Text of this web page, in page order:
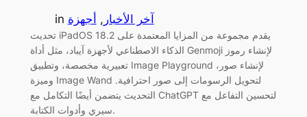
in آخر الأخبار , أجهزة
تحديث iPadOS 18.2 يقدم مجموعة من المزايا المعتمدة على
الذكاء الاصطناعي لأجهزة آيباد، مثل أداة Genmoji لإنشاء رموز
تعبيرية مخصصة، وتطبيق Image Playground لإنشاء صور،
وميزة Image Wand لتحويل الرسومات إلى صور احترافية.
التحديث يتضمن أيضًا التكامل مع ChatGPT لتحسين التفاعل مع
سيري وأدوات الكتابة.